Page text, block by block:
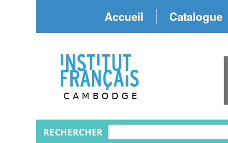
Accueil Catalogue
RECHERCHER